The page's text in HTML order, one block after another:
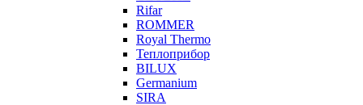
Rifar
ROMMER
Royal Thermo
Теплоприбор
BILUX
Germanium
SIRA